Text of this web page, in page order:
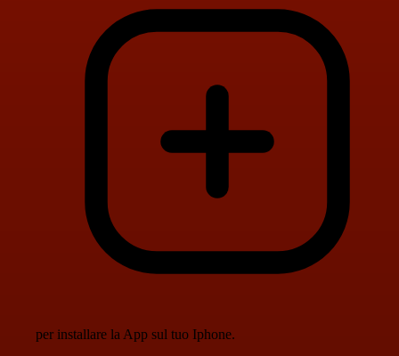
per installare la App sul tuo Iphone.